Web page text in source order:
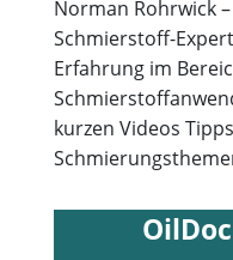
Norman Rohrwick
Schmierstoff-
Erfahrung im
kurzen Videos